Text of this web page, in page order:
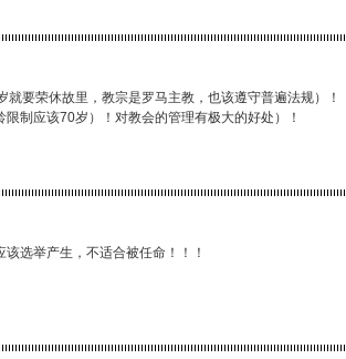
就要荣休故里，教宗是罗马主教，也该遵守普遍法规）！
限制应该70岁）！对教会的管理有极大的好处）！
该选举产生，不适合被任命！！！